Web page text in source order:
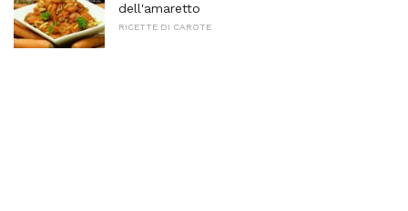
dell'amaretto
RICETTE DI CAROTE